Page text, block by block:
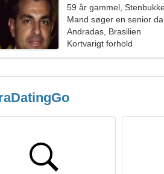
59 år gammel,
Mand søger en senior
Andradas, Brasilien
Kortvarigt forhold